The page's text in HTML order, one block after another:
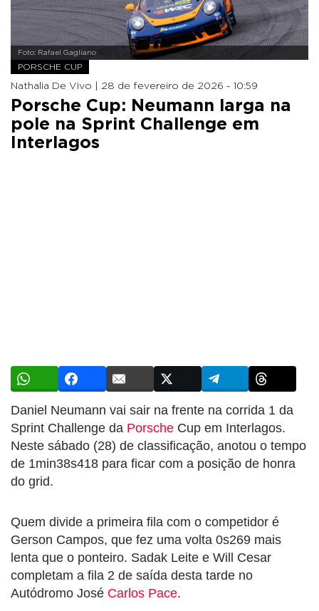
Foto: Rafael Gagliano
PORSCHE CUP
Nathalia De Vivo | 28 de fevereiro de 2026 - 10:59
Porsche Cup: Neumann larga na
pole na Sprint Challenge em
Interlagos
Daniel Neumann vai sair na frente na corrida 1 da
Sprint Challenge da Porsche Cup em Interlagos.
Neste sábado (28) de classificação, anotou o tempo
de 1min38s418 para ficar com a posição de honra
do grid.
Quem divide a primeira fila com o competidor é
Gerson Campos, que fez uma volta 0s269 mais
lenta que o ponteiro. Sadak Leite e Will Cesar
completam a fila 2 de saída desta tarde no
Autódromo José Carlos Pace.